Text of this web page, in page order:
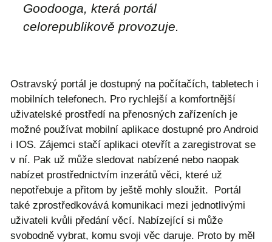
Goodooga, která portál
celorepublikově provozuje.
Ostravský portál je dostupný na počítačích, tabletech i
mobilních telefonech. Pro rychlejší a komfortnější
uživatelské prostředí na přenosných zařízeních je
možné používat mobilní aplikace dostupné pro Android
i IOS. Zájemci stačí aplikaci otevřít a zaregistrovat se
v ní. Pak už může sledovat nabízené nebo naopak
nabízet prostřednictvím inzerátů věci, které už
nepotřebuje a přitom by ještě mohly sloužit. Portál
také zprostředkovává komunikaci mezi jednotlivými
uživateli kvůli předání věcí. Nabízející si může
svobodně vybrat, komu svoji věc daruje. Proto by měl